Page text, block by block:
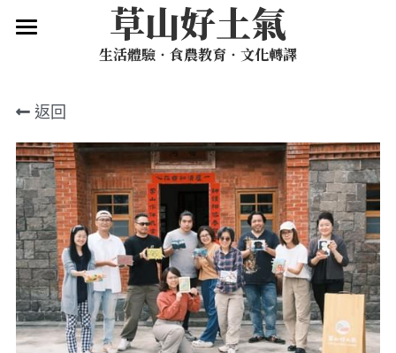
草山好土氣
生活體驗‧食農教育‧文化轉譯
關於我們
草山好生活
草山慢旅路線
Vol. 1 草山片羽：山間日日
Vol. 2 草山食光：手心的宇宙
Vol. 3 草仔粿特輯：草山草仔粿女子圖鑑
空間租借
2026 陽明山夏令營
預約導覽 ＆ 客製安排
聯絡我們
搜索
返回
部落格分類
山的記憶，你的記憶
山間日日
草山食光：手心的宇宙
草山慢旅
草山草仔粿女子圖鑑